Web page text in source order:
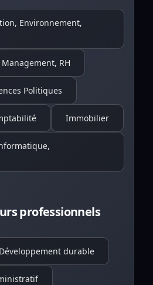
Environnement,
RH
Politiques
Immobilier
professionnels
durable